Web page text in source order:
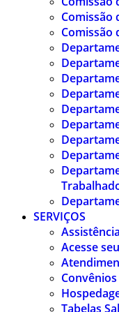
Comissão
Comissão
SERVIÇOS
Acesse
Convênios
Tabelas